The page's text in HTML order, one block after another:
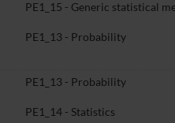
PE1_15 - Generic statistical
PE1_13 - Probability
PE1_13 - Probability
PE1_14 - Statistics